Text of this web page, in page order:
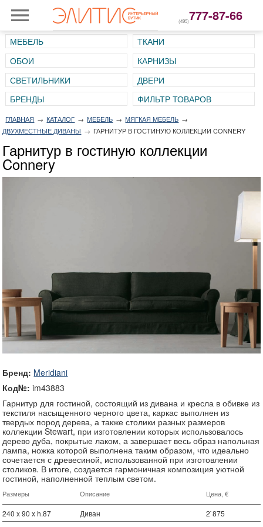
(495)777-87-66
МЕБЕЛЬ
ТКАНИ
ОБОИ
КАРНИЗЫ
СВЕТИЛЬНИКИ
ДВЕРИ
ГЛАВНАЯ → КАТАЛОГ → МЕБЕЛЬ → МЯГКАЯ МЕБЕЛЬ →
ДВУХМЕСТНЫЕ ДИВАНЫ → ГАРНИТУР В ГОСТИНУЮ КОЛЛЕКЦИИ CONNERY
Гарнитур в гостиную коллекции
Connery
Бренд: Meridiani
Код№:im43883
Гарнитур для гостиной, состоящий из дивана и кресла в обивке из
текстиля насыщенного черного цвета, каркас выполнен из
твердых пород дерева, а также столики разных размеров
коллекции Stewart, при изготовлении которых использовалось
дерево дуба, покрытые лаком, а завершает весь образ напольная
лампа, ножка которой выполнена таким образом, что идеально
сочетается с древесиной, использованной при изготовлении
столиков. В итоге, создается гармоничная композиция уютной
гостиной, наполненной теплым светом.
Размеры Описание Цена, €
240 x 90 x h.87 Диван
2`875